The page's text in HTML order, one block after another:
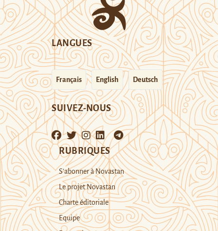
LANGUES
Français English Deutsch
SUIVEZ-NOUS
RUBRIQUES
S’abonner à Novastan
Le projet Novastan
Charte éditoriale
Equipe